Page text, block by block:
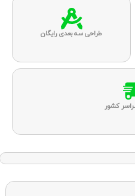
طراحی سه بعدی رایگان
کشور